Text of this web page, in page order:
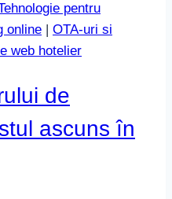
pentru
online | OTA-uri si
web hotelier
de
ascuns în